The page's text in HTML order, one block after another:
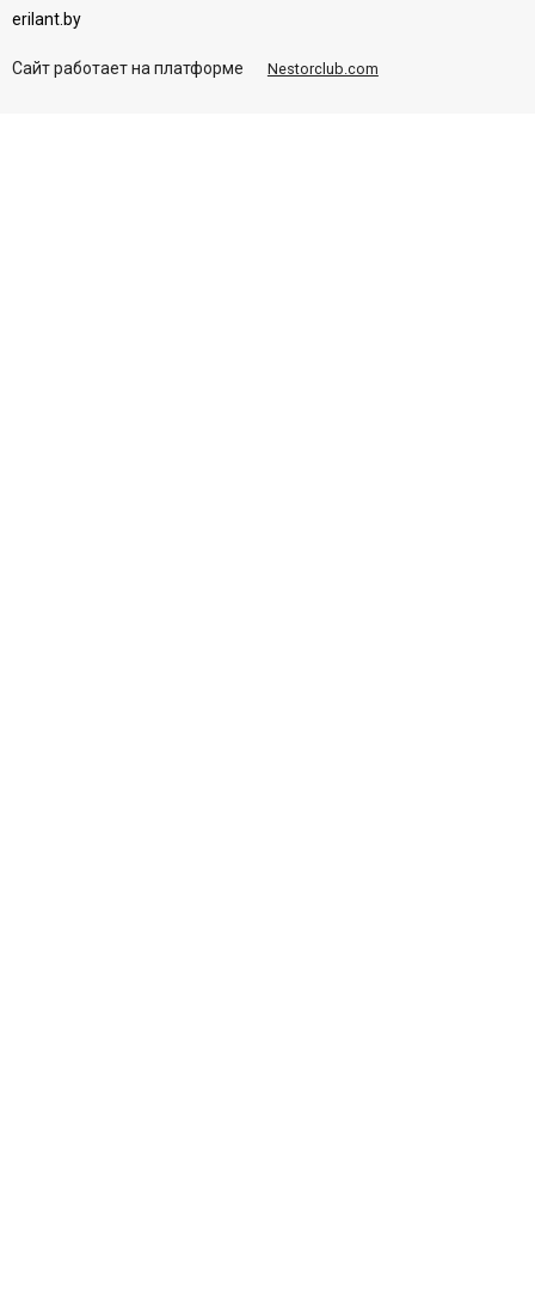
erilant.by
Сайт работает на платформе Nestorclub.com